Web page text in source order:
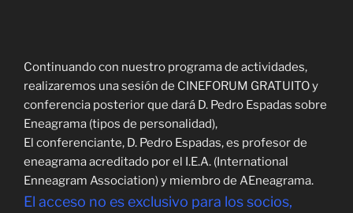
Continuando con nuestro programa de actividades,
realizaremos una sesión de CINEFORUM GRATUITO y
conferencia posterior que dará D. Pedro Espadas sobre
Eneagrama (tipos de personalidad),
El conferenciante, D. Pedro Espadas, es profesor de
eneagrama acreditado por el I.E.A. (International
Enneagram Association) y miembro de AEneagrama.
El acceso no es exclusivo para los socios,